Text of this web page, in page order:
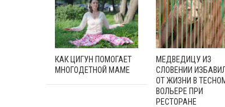
КАК ЦИГУН ПОМОГАЕТ
МНОГОДЕТНОЙ МАМЕ
МЕДВЕДИЦУ ИЗ
СЛОВЕНИИ
ОТ ЖИЗНИ В
ВОЛЬЕРЕ ПРИ
РЕСТОРАНЕ